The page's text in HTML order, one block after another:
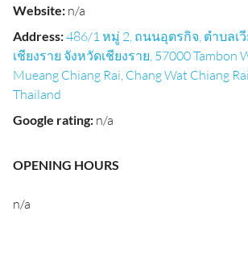
Website: n/a
Address:486/1 หมู่ 2, ถนนอุตรกิจ, ตำบลเวี
เชียงราย จังหวัดเชียงราย, 57000 Tambon
Mueang Chiang Rai, Chang Wat Chiang
Thailand
Google rating: n/a
OPENING HOURS
n/a